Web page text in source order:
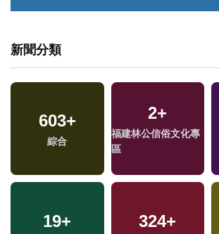
新聞分類
603+
綜合
2+
福建林公信俗文化專
區
19+ 324+